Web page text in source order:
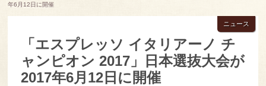
年6月12日に開催
「エスプレッソ イタリアーノ チ
ャンピオン 2017」日本選抜大会が
2017年6月12日に開催
ニュース